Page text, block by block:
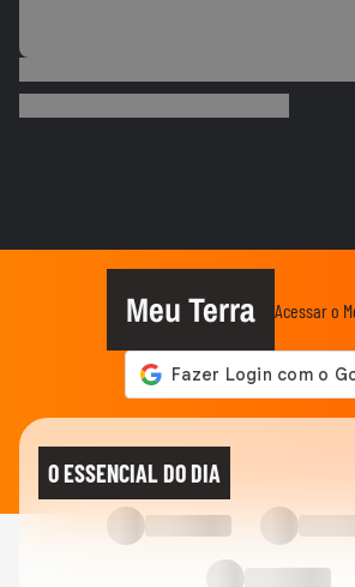
dos Pais e diz que
Hortência explica por
"OLY" ao lado do nome
Gui, torcedor do Vasco,
classificação do time
Vozinha é apresentado
Colo-Colo após
Meu Terra Acessar o
O ESSENCIAL DO DIA